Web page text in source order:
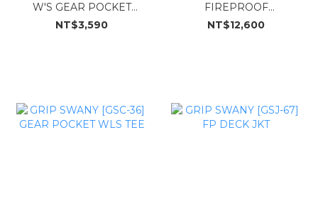
W'S GEAR POCKET
PULLOVER
NT$3,590
FIREPROOF
MONSTER PARKA 2.0
NT$12,600